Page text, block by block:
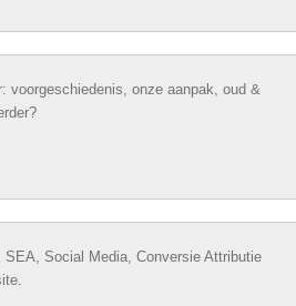
voorgeschiedenis, onze aanpak, oud &
Social Media, Conversie Attributie